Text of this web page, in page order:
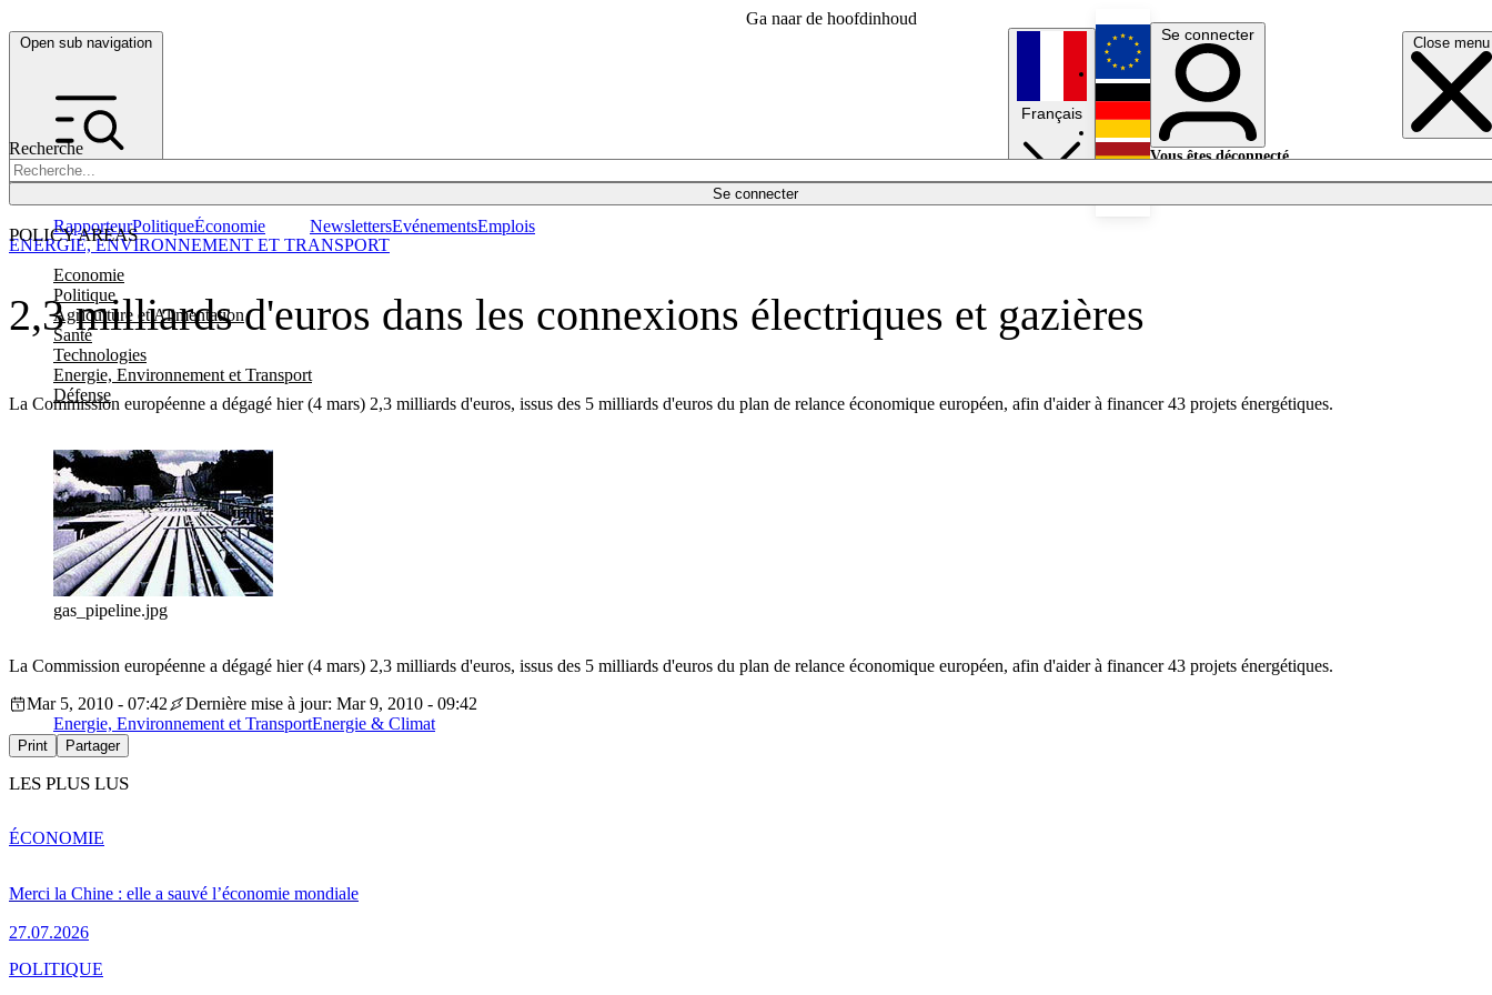
Ga naar de hoofdinhoud
Open sub navigation Close menu
Recherche
Se connecter
POLICY AREAS
Economie
Politique
Agriculture et Alimentation
Santé
Technologies
Energie, Environnement et Transport
Défense
RapporteurPolitiqueÉconomie NewslettersEvénementsEmplois
Français
English
Deutsch
Se connecter
Vous êtes déconnecté.
2,3 milliards d'euros dans les connexions électriques et gazières
La Commission européenne a dégagé hier (4 mars) 2,3 milliards d'euros, issus des 5 milliards d'euros du plan de relance économique européen, afin d'aider à financer 43 projets énergétiques.
ENERGIE, ENVIRONNEMENT ET TRANSPORT
gas_pipeline.jpg
La Commission européenne a dégagé hier (4 mars) 2,3 milliards d'euros, issus des 5 milliards d'euros du plan de relance économique européen, afin d'aider à financer 43 projets énergétiques.
Mar 5, 2010 - 07:42
Dernière mise à jour: Mar 9, 2010 - 09:42
Energie, Environnement et TransportEnergie & Climat
Print Partager
LES PLUS LUS
Merci la Chine : elle a sauvé l’économie mondiale
27.07.2026
ÉCONOMIE
POLITIQUE